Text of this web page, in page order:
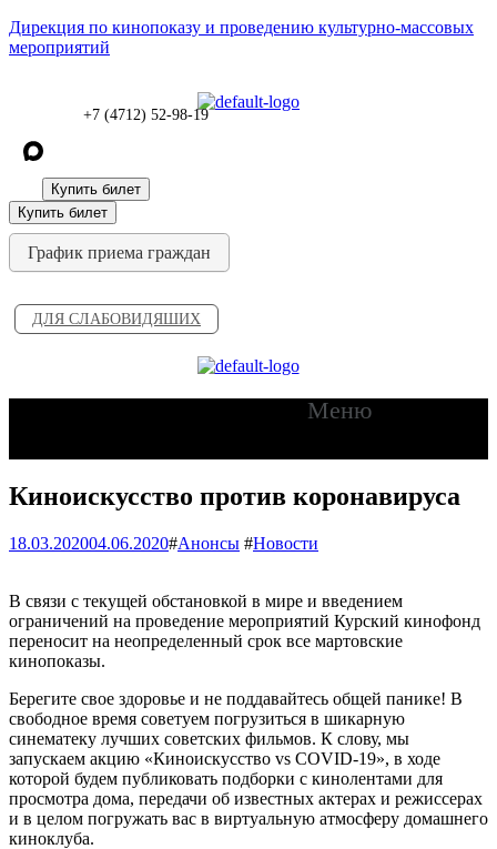
Дирекция по кинопоказу и проведению культурно-массовых
мероприятий
+7 (4712) 52-98-19
Купить билет
Купить билет
График приема граждан
ДЛЯ СЛАБОВИДЯШИХ
Меню
Киноискусство против коронавируса
18.03.202004.06.2020#Анонсы #Новости
В связи с текущей обстановкой в мире и введением
ограничений на проведение мероприятий Курский кинофонд
переносит на неопределенный срок все мартовские
кинопоказы.
Берегите свое здоровье и не поддавайтесь общей панике! В
свободное время советуем погрузиться в шикарную
синематеку лучших советских фильмов. К слову, мы
запускаем акцию «Киноискусство vs COVID-19», в ходе
которой будем публиковать подборки с кинолентами для
просмотра дома, передачи об известных актерах и режиссерах
и в целом погружать вас в виртуальную атмосферу домашнего
киноклуба.